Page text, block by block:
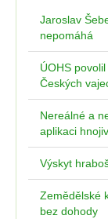
Jaroslav
nepomáhá
ÚOHS
Českých
Nereálné a
aplikaci hnojiv
Výskyt
Zemědělské
bez dohody